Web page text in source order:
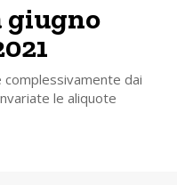
giugno
dai
le aliquote